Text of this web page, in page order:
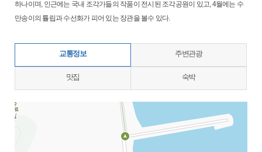
하나이며, 인근에는 국내 조각가들의 작품이 전시된 조각공원이 있고, 4월에는 수
만송이의 튤립과 수선화가 피어 있는 장관을 볼수 있다.
교통정보 주변관광
맛집 숙박
지도삽입 (가로100%)